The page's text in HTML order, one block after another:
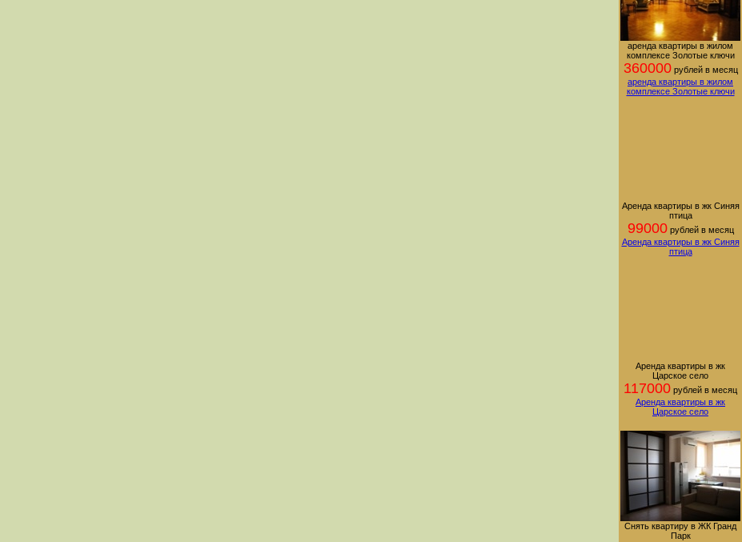
аренда квартиры в жилом
комплексе Золотые ключи
360000рублей в месяц
аренда квартиры в жилом
комплексе Золотые ключи
Аренда квартиры в жк Синяя
птица
99000рублей в месяц
Аренда квартиры в жк Синяя
птица
Аренда квартиры в жк
Царское село
117000 рублей в месяц
Аренда квартиры в жк
Царское село
Снять квартиру в ЖК Гранд
Парк